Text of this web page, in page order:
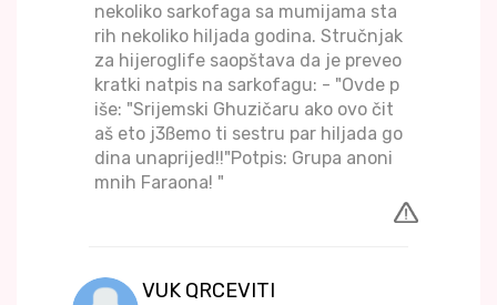
nekoliko sarkofaga sa mumijama sta
rih nekoliko hiljada godina. Stručnjak
za hijeroglife saopštava da je preveo
kratki natpis na sarkofagu: - "Ovde p
iše: "Srijemski Ghuzičaru ako ovo čit
aš eto j3ßemo ti sestru par hiljada go
dina unaprijed!!"Potpis: Grupa anoni
mnih Faraona! "
VUK QRCEVITI